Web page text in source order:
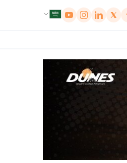
لوحة إدارة ملفات تعريف الارتباط